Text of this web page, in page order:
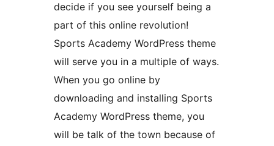
decide if you see yourself being a
part of this online revolution!
Sports Academy WordPress theme
will serve you in a multiple of ways.
When you go online by
downloading and installing Sports
Academy WordPress theme, you
will be talk of the town because of